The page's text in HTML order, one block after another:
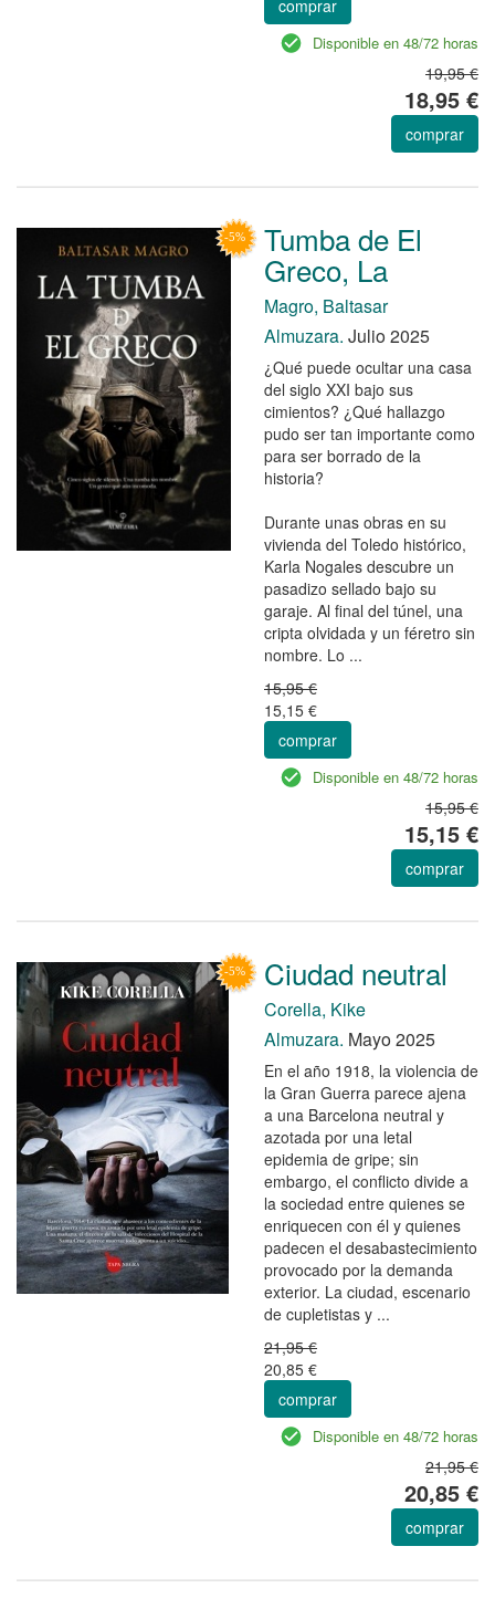
comprar
Disponible en 48/72 horas
19,95 €
18,95 €
comprar
Tumba de El
Greco, La
Magro, Baltasar
Almuzara. Julio 2025
¿Qué puede ocultar una casa
del siglo XXI bajo sus
cimientos? ¿Qué hallazgo
pudo ser tan importante como
para ser borrado de la
historia?
Durante unas obras en su
vivienda del Toledo histórico,
Karla Nogales descubre un
pasadizo sellado bajo su
garaje. Al final del túnel, una
cripta olvidada y un féretro sin
nombre. Lo ...
15,95 €
15,15 €
comprar
Disponible en 48/72 horas
15,95 €
15,15 €
comprar
Ciudad neutral
Corella, Kike
Almuzara. Mayo 2025
En el año 1918, la violencia de
la Gran Guerra parece ajena
a una Barcelona neutral y
azotada por una letal
epidemia de gripe; sin
embargo, el conflicto divide a
la sociedad entre quienes se
enriquecen con él y quienes
padecen el desabastecimiento
provocado por la demanda
exterior. La ciudad, escenario
de cupletistas y ...
21,95 €
20,85 €
comprar
Disponible en 48/72 horas
21,95 €
20,85 €
comprar